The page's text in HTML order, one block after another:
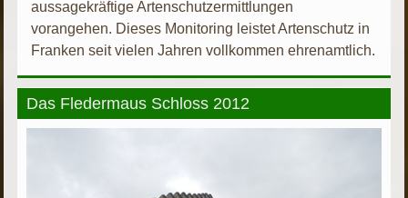
aussagekräftige Artenschutzermittlungen
vorangehen. Dieses Monitoring leistet Artenschutz in
Franken seit vielen Jahren vollkommen ehrenamtlich.
Das Fledermaus Schloss 2012